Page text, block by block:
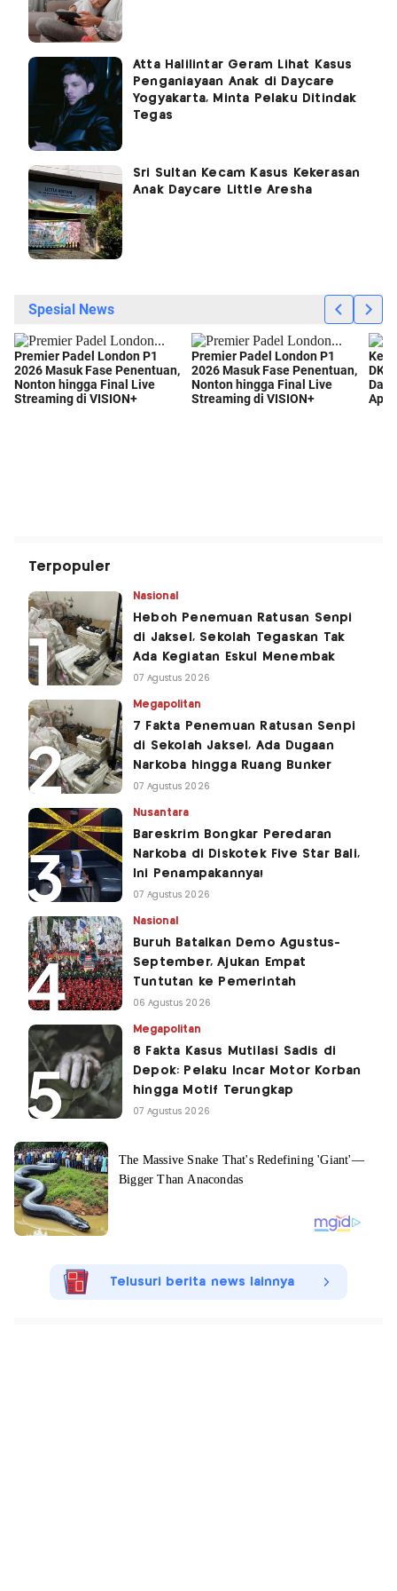
Atta Halilintar Geram Lihat Kasus
Penganiayaan Anak di Daycare
Yogyakarta, Minta Pelaku Ditindak
Tegas
Sri Sultan Kecam Kasus Kekerasan
Anak Daycare Little Aresha
Terpopuler
Nasional
Heboh Penemuan Ratusan Senpi
di Jaksel, Sekolah Tegaskan Tak
Ada Kegiatan Eskul Menembak
07 Agustus 2026
Megapolitan
7 Fakta Penemuan Ratusan Senpi
di Sekolah Jaksel, Ada Dugaan
Narkoba hingga Ruang Bunker
07 Agustus 2026
Nusantara
Bareskrim Bongkar Peredaran
Narkoba di Diskotek Five Star Bali,
Ini Penampakannya!
07 Agustus 2026
Nasional
Buruh Batalkan Demo Agustus-
September, Ajukan Empat
Tuntutan ke Pemerintah
06 Agustus 2026
Megapolitan
8 Fakta Kasus Mutilasi Sadis di
Depok: Pelaku Incar Motor Korban
hingga Motif Terungkap
07 Agustus 2026
Telusuri berita news lainnya